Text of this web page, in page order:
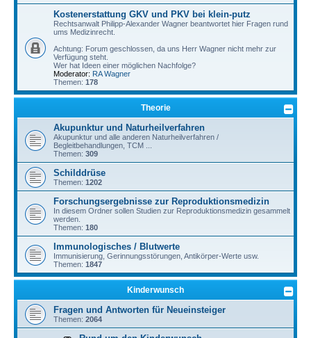
Kostenerstattung GKV und PKV bei klein-putz
Rechtsanwalt Philipp-Alexander Wagner beantwortet hier Fragen rund
ums Medizinrecht.
Achtung: Forum geschlossen, da uns Herr Wagner nicht mehr zur
Verfügung steht.
Wer hat Ideen einer möglichen Nachfolge?
Moderator: RA Wagner
Themen: 178
Theorie
Akupunktur und Naturheilverfahren
Akupunktur und alle anderen Naturheilverfahren /
Begleitbehandlungen, TCM ...
Themen: 309
Schilddrüse
Themen: 1202
Forschungsergebnisse zur Reproduktionsmedizin
In diesem Ordner sollen Studien zur Reproduktionsmedizin gesammelt
werden.
Themen: 180
Immunologisches / Blutwerte
Immunisierung, Gerinnungsstörungen, Antikörper-Werte usw.
Themen: 1847
Kinderwunsch
Fragen und Antworten für Neueinsteiger
Themen: 2064